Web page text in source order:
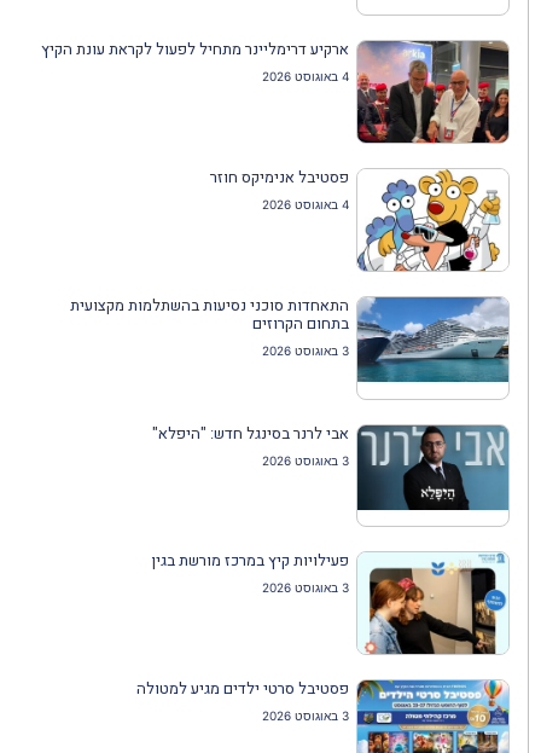
ארקיע דרימליינר מתחיל לפעול לקראת עונת הקיץ
4 באוגוסט 2026
פסטיבל אנימיקס חוזר
4 באוגוסט 2026
התאחדות סוכני נסיעות בהשתלמות מקצועית
בתחום הקרוזים
3 באוגוסט 2026
אבי לרנר בסינגל חדש: "היפלא"
3 באוגוסט 2026
פעילויות קיץ במרכז מורשת בגין
3 באוגוסט 2026
פסטיבל סרטי ילדים מגיע למטולה
3 באוגוסט 2026